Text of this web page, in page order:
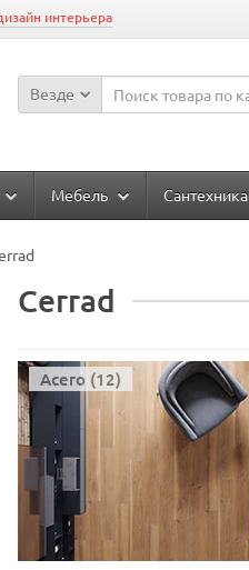
интерьера
Везде
Мебель Сантехника
Cerrad
Acero (12)